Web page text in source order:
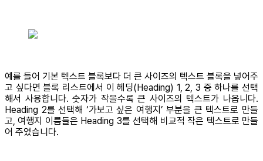
예를 들어 기본 텍스트 블록보다 더 큰 사이즈의 텍스트 블록을 넣어주
고 싶다면 블록 리스트에서 이 헤딩(Heading) 1, 2, 3 중 하나를 선택
해서 사용합니다. 숫자가 작을수록 큰 사이즈의 텍스트가 나옵니다.
Heading 2를 선택해 ‘가보고 싶은 여행지’ 부분을 큰 텍스트로 만들
고, 여행지 이름들은 Heading 3를 선택해 비교적 작은 텍스트로 만들
어 주었습니다.